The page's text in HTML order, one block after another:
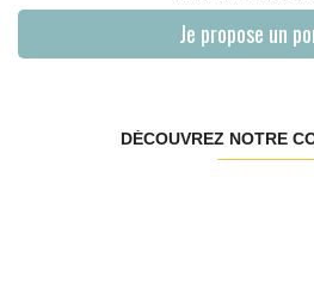
Je propose un
DÉCOUVREZ NOTRE